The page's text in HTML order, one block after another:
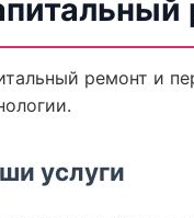
ремонт и
услуги